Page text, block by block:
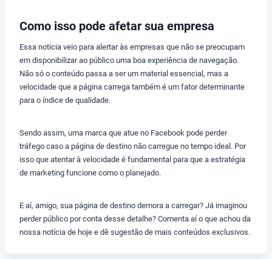
Como isso pode afetar sua empresa
Essa notícia veio para alertar às empresas que não se preocupam
em disponibilizar ao público uma boa experiência de navegação.
Não só o conteúdo passa a ser um material essencial, mas a
velocidade que a página carrega também é um fator determinante
para o índice de qualidade.
Sendo assim, uma marca que atue no Facebook pode perder
tráfego caso a página de destino não carregue no tempo ideal. Por
isso que atentar à velocidade é fundamental para que a estratégia
de marketing funcione como o planejado.
E aí, amigo, sua página de destino demora a carregar? Já imaginou
perder público por conta desse detalhe? Comenta aí o que achou da
nossa notícia de hoje e dê sugestão de mais conteúdos exclusivos.